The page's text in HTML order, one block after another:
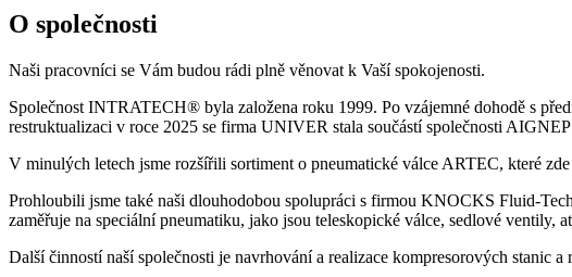
O společnosti
Naši pracovníci se Vám budou rádi plně věnovat k Vaší spokojenosti.
Společnost INTRATECH® byla založena roku 1999. Po vzájemné dohodě s
restruktualizaci v roce 2025 se firma UNIVER stala součástí společnosti
V minulých letech jsme rozšířili sortiment o pneumatické válce ARTEC, které
Prohloubili jsme také naši dlouhodobou spolupráci s firmou KNOCKS Fluid-
zaměřuje na speciální pneumatiku, jako jsou teleskopické válce, sedlové ventily,
Další činností naší společnosti je navrhování a realizace kompresorových stanic